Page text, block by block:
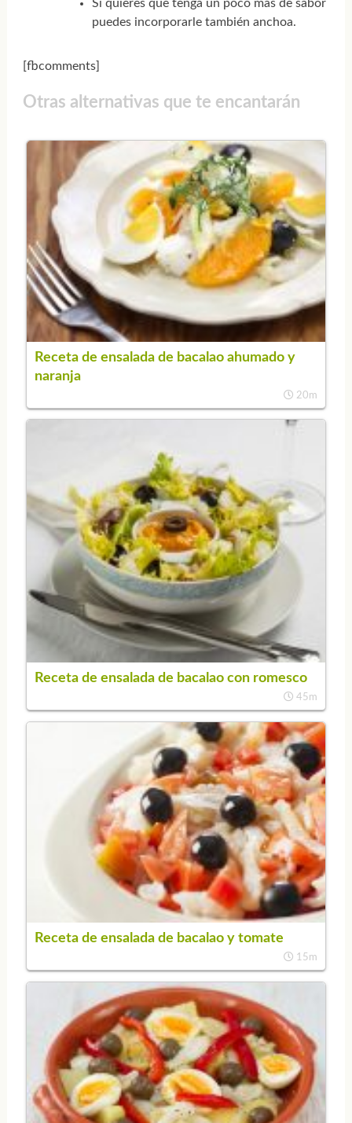
Si quieres que tenga un poco más de sabor
puedes incorporarle también anchoa.
[fbcomments]
Otras alternativas que te encantarán
Receta de ensalada de bacalao ahumado y
naranja
20m
Receta de ensalada de bacalao con romesco
45m
Receta de ensalada de bacalao y tomate
15m